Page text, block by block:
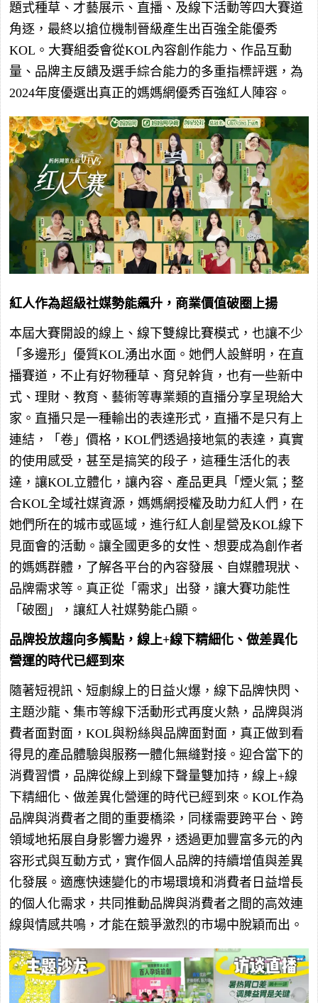
題式種草、才藝展示、直播、及線下活動等四大賽道
角逐，最終以搶位機制晉級產生出百強全能優秀
KOL。大賽組委會從KOL內容創作能力、作品互動
量、品牌主反饋及選手綜合能力的多重指標評選，為
2024年度優選出真正的媽媽網優秀百強紅人陣容。
紅人作為超級社媒勢能飆升，商業價值破圈上揚
本屆大賽開設的線上、線下雙線比賽模式，也讓不少
「多邊形」優質KOL湧出水面。她們人設鮮明，在直
播賽道，不止有好物種草、育兒幹貨，也有一些新中
式、理財、教育、藝術等專業類的直播分享呈現給大
家。直播只是一種輸出的表達形式，直播不是只有上
連結，「卷」價格，KOL們透過接地氣的表達，真實
的使用感受，甚至是搞笑的段子，這種生活化的表
達，讓KOL立體化，讓內容、產品更具「煙火氣；整
合KOL全域社媒資源，媽媽網授權及助力紅人們，在
她們所在的城市或區域，進行紅人創星營及KOL線下
見面會的活動。讓全國更多的女性、想要成為創作者
的媽媽群體，了解各平台的內容發展、自媒體現狀、
品牌需求等。真正從「需求」出發，讓大賽功能性
「破圈」，讓紅人社媒勢能凸顯。
品牌投放趨向多觸點，線上+線下精細化、做差異化
營運的時代已經到來
隨著短視訊、短劇線上的日益火爆，線下品牌快閃、
主題沙龍、集市等線下活動形式再度火熱，品牌與消
費者面對面，KOL與粉絲與品牌面對面，真正做到看
得見的產品體驗與服務一體化無縫對接。迎合當下的
消費習慣，品牌從線上到線下聲量雙加持，線上+線
下精細化、做差異化營運的時代已經到來。KOL作為
品牌與消費者之間的重要橋梁，同樣需要跨平台、跨
領域地拓展自身影響力邊界，透過更加豐富多元的內
容形式與互動方式，實作個人品牌的持續增值與差異
化發展。適應快速變化的市場環境和消費者日益增長
的個人化需求，共同推動品牌與消費者之間的高效連
線與情感共鳴，才能在競爭激烈的市場中脫穎而出。